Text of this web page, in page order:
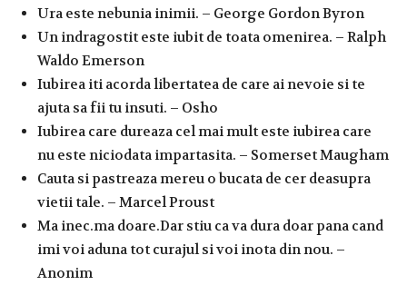
Ura este nebunia inimii. – George Gordon Byron
Un indragostit este iubit de toata omenirea. – Ralph
Waldo Emerson
Iubirea iti acorda libertatea de care ai nevoie si te
ajuta sa fii tu insuti. – Osho
Iubirea care dureaza cel mai mult este iubirea care
nu este niciodata impartasita. – Somerset Maugham
Cauta si pastreaza mereu o bucata de cer deasupra
vietii tale. – Marcel Proust
Ma inec.ma doare.Dar stiu ca va dura doar pana cand
imi voi aduna tot curajul si voi inota din nou. –
Anonim